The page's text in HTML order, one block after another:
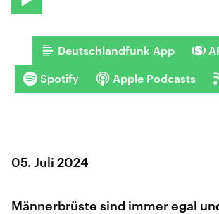
Deutschlandfunk App
Spotify Apple Podcasts
05. Juli 2024
Männerbrüste sind immer egal